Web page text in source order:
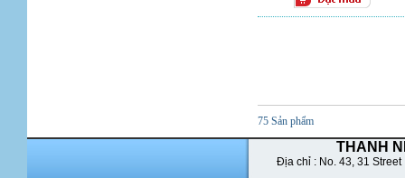
75 Sản phẩm
THANH
Địa chỉ : No. 43, 31 Street